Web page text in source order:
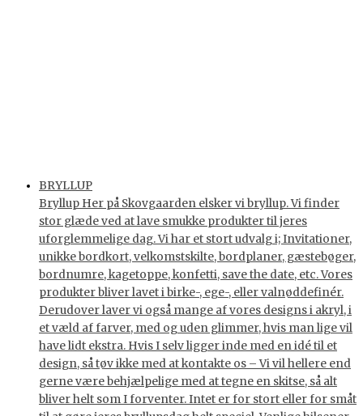
BRYLLUP
Bryllup Her på Skovgaarden elsker vi bryllup. Vi finder
stor glæde ved at lave smukke produkter til jeres
uforglemmelige dag. Vi har et stort udvalg i; Invitationer,
unikke bordkort, velkomstskilte, bordplaner, gæstebøger,
bordnumre, kagetoppe, konfetti, save the date, etc. Vores
produkter bliver lavet i birke-, ege-, eller valnøddefinér.
Derudover laver vi også mange af vores designs i akryl, i
et væld af farver, med og uden glimmer, hvis man lige vil
have lidt ekstra. Hvis I selv ligger inde med en idé til et
design, så tøv ikke med at kontakte os – Vi vil hellere end
gerne være behjælpelige med at tegne en skitse, så alt
bliver helt som I forventer. Intet er for stort eller for småt